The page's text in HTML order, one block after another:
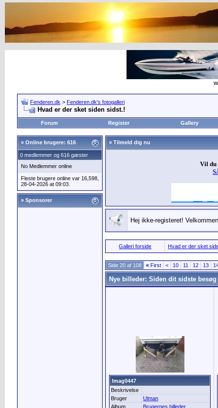
Fenderen.dk > Fenderen.dk's fotogalleri
Hvad er der sket siden sidst.!
Forum Register Gallery
» Online brugere: 616
0 medlemmer og 616 gæster
No Medlemmer online
Fleste brugere online var 16,598,
28-04-2026 at 09:03.
» Sponsorer
» Tilmeld dig nu
Vil du
Hej ikke-registeret!
Galleri forside Hvad er der sket
Side 20 af 108 « First < 10 11 12 13
Nye billeder: Siden dit sidste besøg
Imag0447
Beskrivelse
Bruger
Ulman
Album
Brugernes billeder